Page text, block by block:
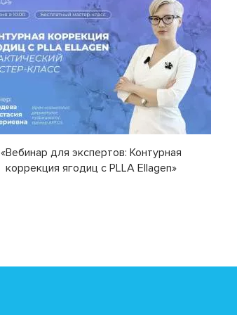
«Вебинар для экспертов: Контурная
коррекция ягодиц с PLLA Ellagen»